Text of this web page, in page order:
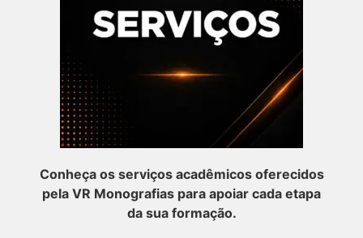
Conheça os serviços acadêmicos oferecidos
pela VR Monografias para apoiar cada etapa
da sua formação.